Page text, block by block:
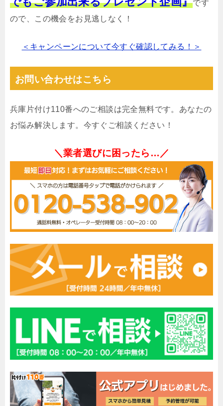
です
ので、この機会をお見逃しなく！
＜キャンペーンについて今すぐ確認してみる！＞
お問い合わせはこちら
兵庫片付け110番へのご相談は完全無料です。あなたの
お悩み解決します。今すぐご相談ください！
＼業者選びに困ったら…／